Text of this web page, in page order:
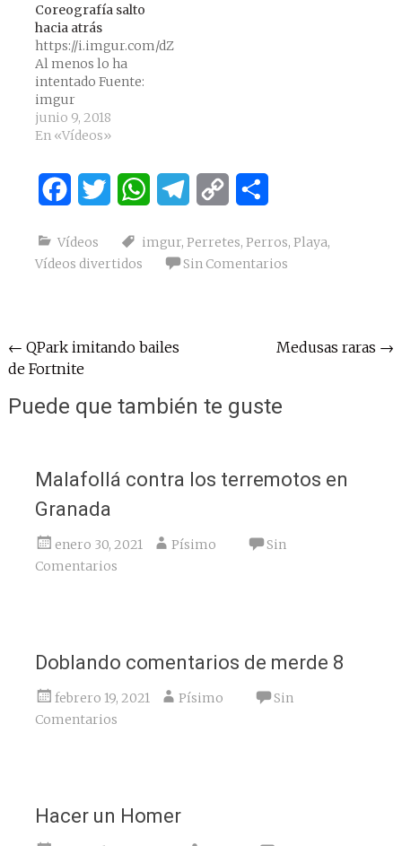
Coreografía salto
hacia atrás
https://i.imgur.com/dZtAdpP.mp4
Al menos lo ha
intentado Fuente:
imgur
junio 9, 2018
En «Vídeos»
FacebookTwitter WhatsAppTelegram
Copy
Vídeos imgur, Perretes, Perros, Playa,
Vídeos divertidos
Sin Comentarios
Navegación
de
entradas
← QPark imitando bailes
de Fortnite
Medusas raras →
Puede que también te guste
Malafollá contra los terremotos en
Granada
enero 30, 2021 Písimo
Sin
Comentarios
Doblando comentarios de merde 8
febrero 19, 2021 Písimo
Sin
Comentarios
Hacer un Homer